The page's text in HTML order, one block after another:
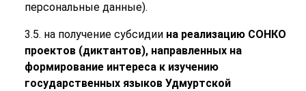
персональные данные).
3.5. на получение субсидии на реализацию СОНКО
проектов (диктантов), направленных на
формирование интереса к изучению
государственных языков Удмуртской